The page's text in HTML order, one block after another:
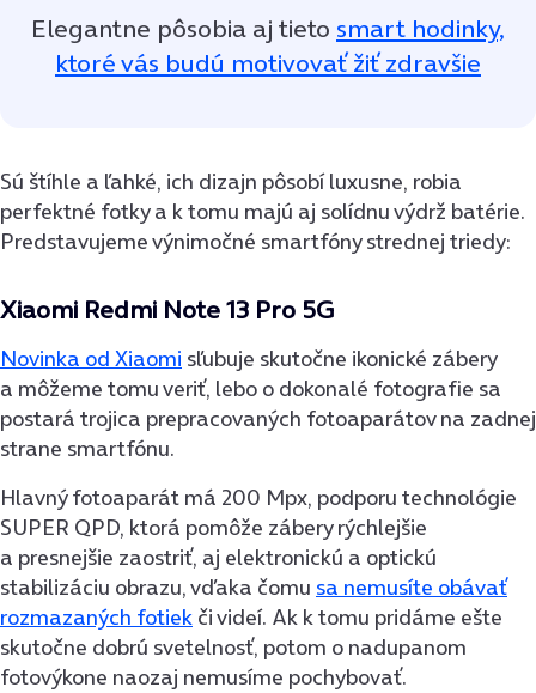
Elegantne pôsobia aj tieto smart hodinky,
ktoré vás budú motivovať žiť zdravšie
Sú štíhle a ľahké, ich dizajn pôsobí luxusne, robia
perfektné fotky a k tomu majú aj solídnu výdrž batérie.
Predstavujeme výnimočné smartfóny strednej triedy:
Xiaomi Redmi Note 13 Pro 5G
Novinka od Xiaomi sľubuje skutočne ikonické zábery
a môžeme tomu veriť, lebo o dokonalé fotografie sa
postará trojica prepracovaných fotoaparátov na zadnej
strane smartfónu.
Hlavný fotoaparát má 200 Mpx, podporu technológie
SUPER QPD, ktorá pomôže zábery rýchlejšie
a presnejšie zaostriť, aj elektronickú a optickú
stabilizáciu obrazu, vďaka čomu sa nemusíte obávať
rozmazaných fotiek či videí. Ak k tomu pridáme ešte
skutočne dobrú svetelnosť, potom o nadupanom
fotovýkone naozaj nemusíme pochybovať.